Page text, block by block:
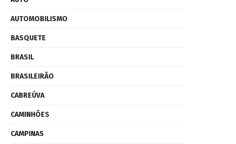
AUTOMOBILISMO
BASQUETE
BRASIL
BRASILEIRÃO
CABREÚVA
CAMINHÕES
CAMPINAS